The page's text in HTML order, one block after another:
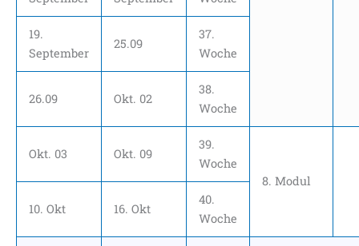
19.
September
25.09
37.
Woche
26.09 Okt. 02
38.
Woche
Okt. 03 Okt. 09
39.
Woche
8. Modul
10. Okt
16. Okt
40.
Woche